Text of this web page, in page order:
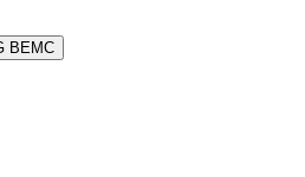
BEMC